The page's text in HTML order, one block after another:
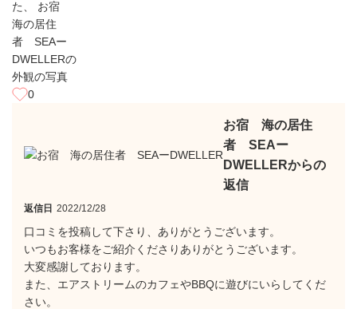
0
お宿 海の居住
者 SEAー
DWELLERからの
返信
返信日 2022/12/28
口コミを投稿して下さり、ありがとうございます。
いつもお客様をご紹介くださりありがとうございます。
大変感謝しております。
また、エアストリームのカフェやBBQに遊びにいらしてくだ
さい。